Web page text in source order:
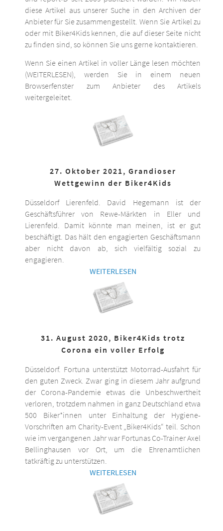
diese Artikel aus unserer Suche in den Archiven der
Anbieter für Sie zusammengestellt. Wenn Sie Artikel zu
oder mit Biker4Kids kennen, die auf dieser Seite nicht
zu finden sind, so können Sie uns gerne kontaktieren.
Wenn Sie einen Artikel in voller Länge lesen möchten
(WEITERLESEN), werden Sie in einem neuen
Browserfenster zum Anbieter des Artikels
weitergeleitet.
27. Oktober 2021, Grandioser
Wettgewinn der Biker4Kids
Düsseldorf Lierenfeld. David Hegemann ist der
Geschäftsführer von Rewe-Märkten in Eller und
Lierenfeld. Damit könnte man meinen, ist er gut
beschäftigt. Das hält den engagierten Geschäftsmann
aber nicht davon ab, sich vielfältig sozial zu
engagieren.
WEITERLESEN
31. August 2020, Biker4Kids trotz
Corona ein voller Erfolg
Düsseldorf. Fortuna unterstützt Motorrad-Ausfahrt für
den guten Zweck. Zwar ging in diesem Jahr aufgrund
der Corona-Pandemie etwas die Unbeschwertheit
verloren, trotzdem nahmen in ganz Deutschland etwa
500 Biker*innen unter Einhaltung der Hygiene-
Vorschriften am Charity-Event „Biker4Kids“ teil. Schon
wie im vergangenen Jahr war Fortunas Co-Trainer Axel
Bellinghausen vor Ort, um die Ehrenamtlichen
tatkräftig zu unterstützen.
WEITERLESEN